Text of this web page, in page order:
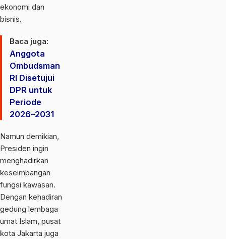
ekonomi dan
bisnis.
Baca juga:
Anggota
Ombudsman
RI Disetujui
DPR untuk
Periode
2026–2031
Namun demikian,
Presiden ingin
menghadirkan
keseimbangan
fungsi kawasan.
Dengan kehadiran
gedung lembaga
umat Islam, pusat
kota Jakarta juga